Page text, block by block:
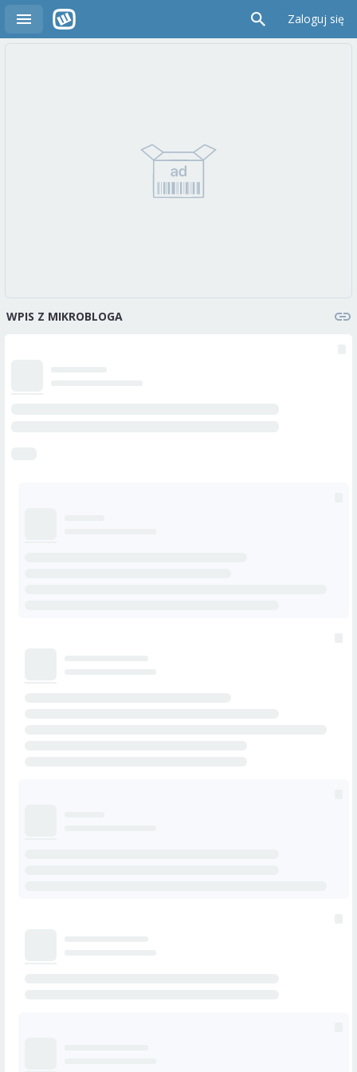
Zaloguj się
WPIS Z MIKROBLOGA